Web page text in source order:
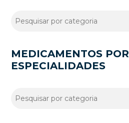
MEDICAMENTOS POR
ESPECIALIDADES